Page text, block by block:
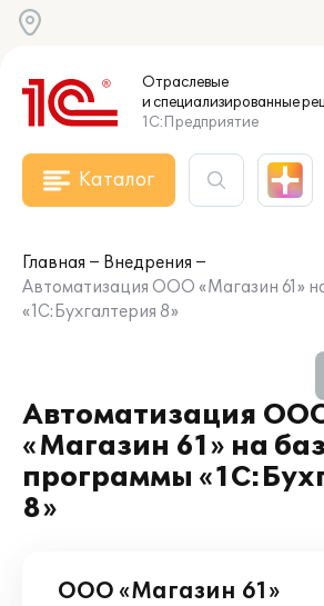
Отраслевые
и специализированные
1С:Предприятие
Каталог
Главная
Внедрения
Автоматизация ООО «Магазин 61»
«1С:Бухгалтерия 8»
Автоматизация
«Магазин 61» на
программы
8»
ООО «Магазин 61»